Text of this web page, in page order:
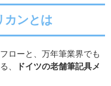
カンとは
ローと、万年筆業界でも
、
ドイツの老舗筆記具メ